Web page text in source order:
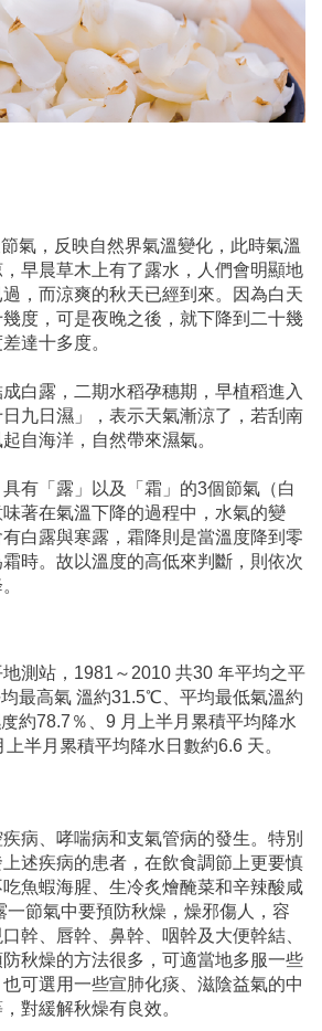
氣，反映自然界氣溫變化，此時氣溫
早晨草木上有了露水，人們會明顯地
，而涼爽的秋天已經到來。因為白天
度，可是夜晚之後，就下降到二十幾
達十多度。
白露，二期水稻孕穗期，早植稻進入
九日濕」，表示天氣漸涼了，若刮南
自海洋，自然帶來濕氣。
有「露」以及「霜」的3個節氣（白
著在氣溫下降的過程中，水氣的變
白露與寒露，霜降則是當溫度降到零
時。故以溫度的高低來判斷，則依次
測站，1981～2010 共30 年平均之平
最高氣 溫約31.5℃、平均最低氣溫約
約78.7％、9 月上半月累積平均降水
半月累積平均降水日數約6.6 天。
病、哮喘病和支氣管病的發生。特別
述疾病的患者，在飲食調節上更要慎
魚蝦海腥、生冷炙燴醃菜和辛辣酸咸
一節氣中要預防秋燥，燥邪傷人，容
幹、唇幹、鼻幹、咽幹及大便幹結、
秋燥的方法很多，可適當地多服一些
可選用一些宣肺化痰、滋陰益氣的中
對緩解秋燥有良效。